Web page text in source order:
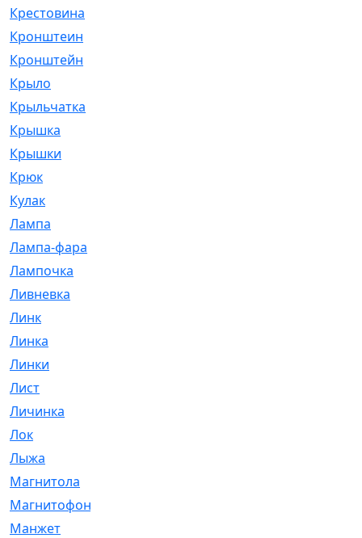
Крестовина
Кронштеин
Кронштейн
Крыло
Крыльчатка
Крышка
Крышки
Крюк
Кулак
Лампа
Лампа-фара
Лампочка
Ливневка
Линк
Линка
Линки
Лист
Личинка
Лок
Лыжа
Магнитола
Магнитофон
Манжет